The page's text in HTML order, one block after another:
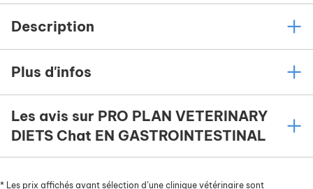
Description
Plus d'infos
Les avis sur PRO PLAN VETERINARY
DIETS Chat EN GASTROINTESTINAL
* Les prix affichés avant sélection d’une clinique vétérinaire sont